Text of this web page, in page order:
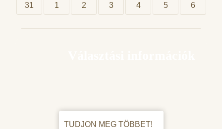
31 1 2 3 4 5 6
TUDJON MEG TÖBBET!